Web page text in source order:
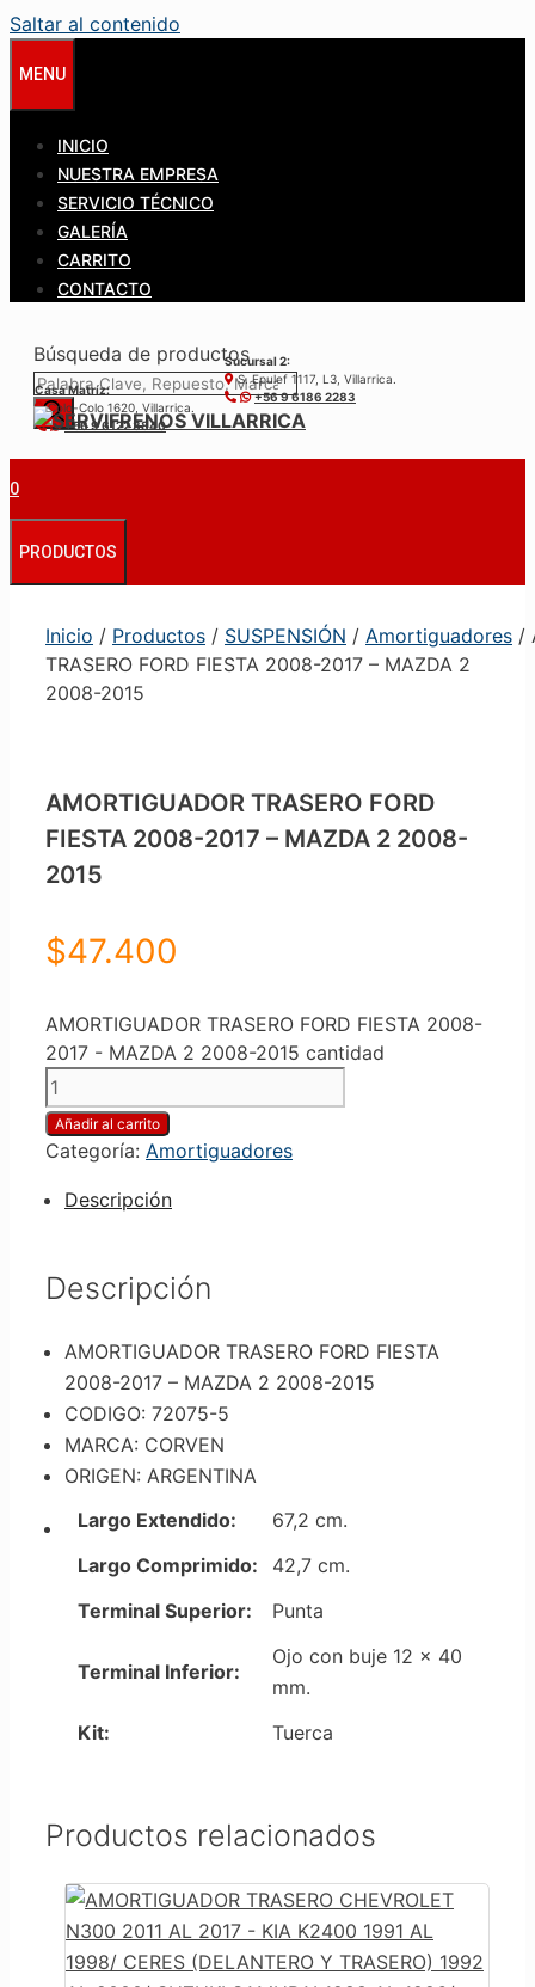
Saltar al contenido
MENU
INICIO
NUESTRA EMPRESA
SERVICIO TÉCNICO
GALERÍA
CARRITO
CONTACTO
Búsqueda de productos
Casa Matríz:
Colo-Colo 1620, Villarrica.
+56 9 6122 3840
Sucursal 2:
S. Epulef 1117, L3, Villarrica.
+56 9 6186 2283
0
PRODUCTOS
Inicio / Productos / SUSPENSIÓN / Amortiguadores /
TRASERO FORD FIESTA 2008-2017 – MAZDA 2
2008-2015
AMORTIGUADOR TRASERO FORD
FIESTA 2008-2017 – MAZDA 2 2008-
2015
$47.400
AMORTIGUADOR TRASERO FORD FIESTA 2008-
2017 - MAZDA 2 2008-2015 cantidad
Añadir al carrito
Categoría: Amortiguadores
Descripción
Descripción
AMORTIGUADOR TRASERO FORD FIESTA
2008-2017 – MAZDA 2 2008-2015
CODIGO: 72075-5
MARCA: CORVEN
ORIGEN: ARGENTINA
Largo Extendido:
67,2 cm.
Largo Comprimido:
42,7 cm.
Terminal Superior:
Punta
Terminal Inferior:
Ojo con buje 12 x 40
mm.
Kit:
Tuerca
Productos relacionados